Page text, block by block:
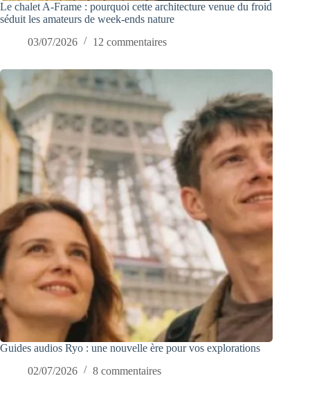
Le chalet A-Frame : pourquoi cette architecture venue du froid
séduit les amateurs de week-ends nature
03/07/2026
12 commentaires
Guides audios Ryo : une nouvelle ère pour vos explorations
02/07/2026
8 commentaires